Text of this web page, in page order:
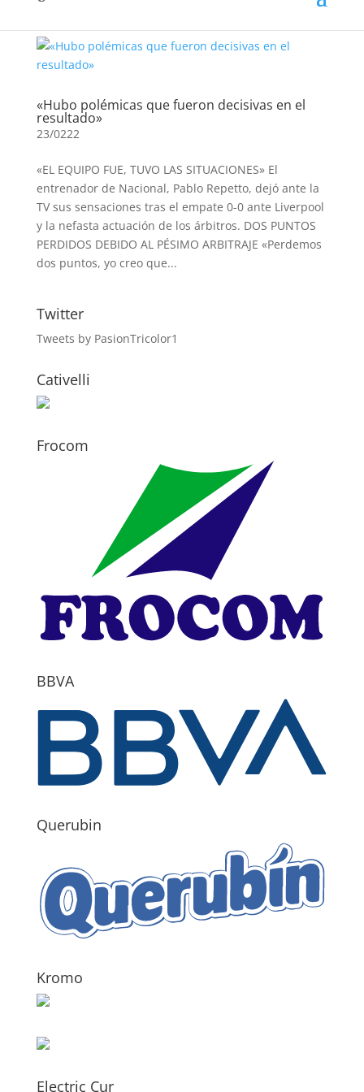
«Hubo polémicas que fueron decisivas en el
resultado»
23/0222
«EL EQUIPO FUE, TUVO LAS SITUACIONES» El
entrenador de Nacional, Pablo Repetto, dejó ante la
TV sus sensaciones tras el empate 0-0 ante Liverpool
y la nefasta actuación de los árbitros. DOS PUNTOS
PERDIDOS DEBIDO AL PÉSIMO ARBITRAJE «Perdemos
dos puntos, yo creo que...
Twitter
Tweets by PasionTricolor1
Cativelli
Frocom
BBVA
Querubin
Kromo
Electric Cur